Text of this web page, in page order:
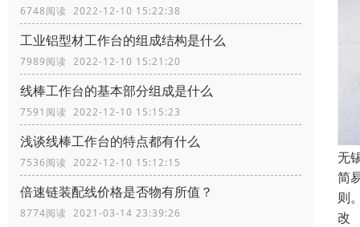
6748阅读 2022-12-10 15:22:38
工业铝型材工作台的组成结构是什么
7989阅读 2022-12-10 15:21:20
线棒工作台的基本部分组成是什么
7591阅读 2022-12-10 15:15:23
浅谈线棒工作台的特点都有什么
7536阅读 2022-12-10 15:12:15
倍速链装配线价格是否物有所值？
8774阅读 2021-03-14 23:39:26
无
简
则
改